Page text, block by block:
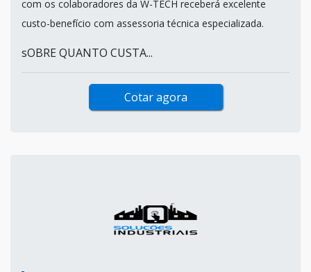
com os colaboradores da W-TECH receberá excelente
custo-benefício com assessoria técnica especializada.
sOBRE QUANTO CUSTA...
Cotar agora